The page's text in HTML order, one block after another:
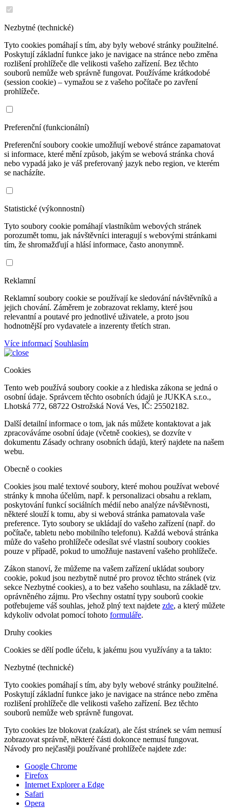
Nezbytné (technické)
Tyto cookies pomáhají s tím, aby byly webové stránky použitelné.
Poskytují základní funkce jako je navigace na stránce nebo změna
rozlišení prohlížeče dle velikosti vašeho zařízení. Bez těchto
souborů nemůže web správně fungovat. Používáme krátkodobé
(session cookie) – vymažou se z vašeho počítače po zavření
prohlížeče.
Preferenční (funkcionální)
Preferenční soubory cookie umožňují webové stránce zapamatovat
si informace, které mění způsob, jakým se webová stránka chová
nebo vypadá jako je váš preferovaný jazyk nebo region, ve kterém
se nacházíte.
Statistické (výkonnostní)
Tyto soubory cookie pomáhají vlastníkům webových stránek
porozumět tomu, jak návštěvníci interagují s webovými stránkami
tím, že shromažďují a hlásí informace, často anonymně.
Reklamní
Reklamní soubory cookie se používají ke sledování návštěvníků a
jejich chování. Záměrem je zobrazovat reklamy, které jsou
relevantní a poutavé pro jednotlivé uživatele, a proto jsou
hodnotnější pro vydavatele a inzerenty třetích stran.
Více informací Souhlasím
Cookies
Tento web používá soubory cookie a z hlediska zákona se jedná o
osobní údaje. Správcem těchto osobních údajů je JUKKA s.r.o.,
Lhotská 772, 68722 Ostrožská Nová Ves, IČ: 25502182.
Další detailní informace o tom, jak nás můžete kontaktovat a jak
zpracováváme osobní údaje (včetně cookies), se dozvíte v
dokumentu Zásady ochrany osobních údajů, který najdete na našem
webu.
Obecně o cookies
Cookies jsou malé textové soubory, které mohou používat webové
stránky k mnoha účelům, např. k personalizaci obsahu a reklam,
poskytování funkcí sociálních médií nebo analýze návštěvnosti,
některé slouží k tomu, aby si webová stránka pamatovala vaše
preference. Tyto soubory se ukládají do vašeho zařízení (např. do
počítače, tabletu nebo mobilního telefonu). Každá webová stránka
může do vašeho prohlížeče odesílat své vlastní soubory cookies
pouze v případě, pokud to umožňuje nastavení vašeho prohlížeče.
Zákon stanoví, že můžeme na vašem zařízení ukládat soubory
cookie, pokud jsou nezbytně nutné pro provoz těchto stránek (viz
sekce Nezbytné cookies), a to bez vašeho souhlasu, na základě tzv.
oprávněného zájmu. Pro všechny ostatní typy souborů cookie
potřebujeme váš souhlas, jehož plný text najdete zde, a který můžete
kdykoliv odvolat pomocí tohoto formuláře.
Druhy cookies
Cookies se dělí podle účelu, k jakému jsou využívány a ta takto:
Nezbytné (technické)
Tyto cookies pomáhají s tím, aby byly webové stránky použitelné.
Poskytují základní funkce jako je navigace na stránce nebo změna
rozlišení prohlížeče dle velikosti vašeho zařízení. Bez těchto
souborů nemůže web správně fungovat.
Tyto cookies lze blokovat (zakázat), ale část stránek se vám nemusí
zobrazovat správně, některé části dokonce nemusí fungovat.
Návody pro nejčastěji používané prohlížeče najdete zde:
Google Chrome
Firefox
Internet Explorer a Edge
Safari
Opera